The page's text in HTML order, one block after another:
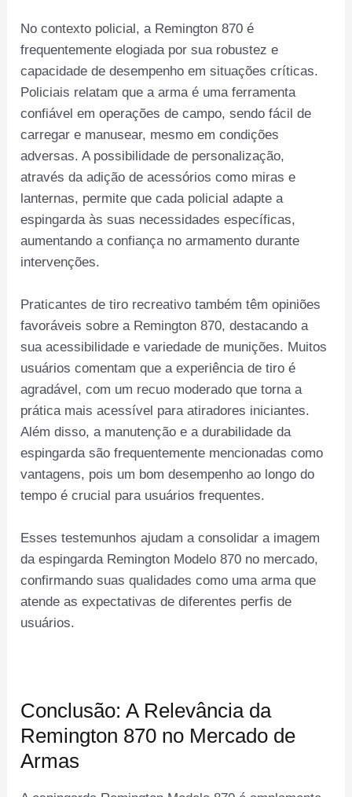
No contexto policial, a Remington 870 é
frequentemente elogiada por sua robustez e
capacidade de desempenho em situações críticas.
Policiais relatam que a arma é uma ferramenta
confiável em operações de campo, sendo fácil de
carregar e manusear, mesmo em condições
adversas. A possibilidade de personalização,
através da adição de acessórios como miras e
lanternas, permite que cada policial adapte a
espingarda às suas necessidades específicas,
aumentando a confiança no armamento durante
intervenções.
Praticantes de tiro recreativo também têm opiniões
favoráveis sobre a Remington 870, destacando a
sua acessibilidade e variedade de munições. Muitos
usuários comentam que a experiência de tiro é
agradável, com um recuo moderado que torna a
prática mais acessível para atiradores iniciantes.
Além disso, a manutenção e a durabilidade da
espingarda são frequentemente mencionadas como
vantagens, pois um bom desempenho ao longo do
tempo é crucial para usuários frequentes.
Esses testemunhos ajudam a consolidar a imagem
da espingarda Remington Modelo 870 no mercado,
confirmando suas qualidades como uma arma que
atende as expectativas de diferentes perfis de
usuários.
Conclusão: A Relevância da
Remington 870 no Mercado de
Armas